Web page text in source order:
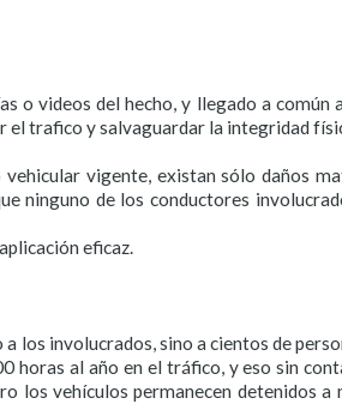
o videos del hecho, y llegado a común
trafico y salvaguardar la integridad
vigente, existan sólo daños
ninguno de los conductores
eficaz.
los involucrados, sino a cientos de
horas al año en el tráfico, y eso sin
los vehículos permanecen detenidos a